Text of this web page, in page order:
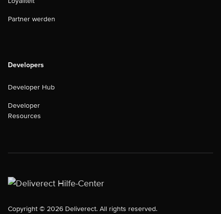
Partner werden
Developers
Developer Hub
Developer
Resources
Copyright © 2026 Deliverect. All rights reserved.